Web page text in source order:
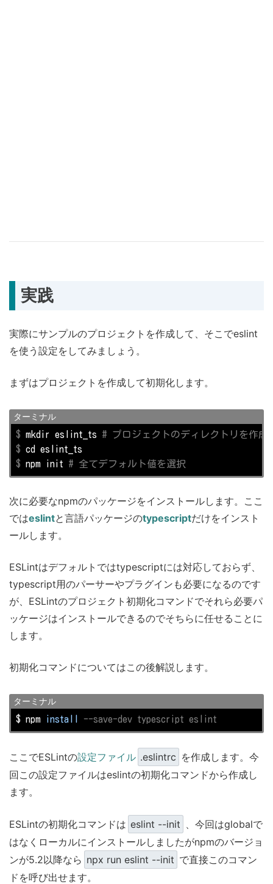
実践
実際にサンプルのプロジェクトを作成して、そこでeslint
を使う設定をしてみましょう。
まずはプロジェクトを作成して初期化します。
ターミナル
$ mkdir eslint_ts # プロジェクトのディレクトリを作成
$ cd
eslint_ts
$ npm init # 全てデフォルト値を選択
次に必要なnpmのパッケージをインストールします。ここ
ではeslintと言語パッケージのtypescriptだけをインスト
ールします。
ESLintはデフォルトではtypescriptには対応しておらず、
typescript用のパーサーやプラグインも必要になるのです
が、ESLintのプロジェクト初期化コマンドでそれら必要パ
ッケージはインストールできるのでそちらに任せることに
します。
初期化コマンドについてはこの後解説します。
ターミナル
$ npm
install --save-dev typescript eslint
ここでESLintの設定ファイル .eslintrc を作成します。今
回この設定ファイルはeslintの初期化コマンドから作成し
ます。
ESLintの初期化コマンドは eslint --init 、今回はglobalで
はなくローカルにインストールしましたがnpmのバージョ
ンが5.2以降なら npx run eslint --init で直接このコマン
ドを呼び出せます。